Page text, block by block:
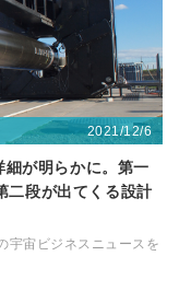
2021/12/6
が明らかに。第一
二段が出てくる設計
宇宙ビジネスニュースを